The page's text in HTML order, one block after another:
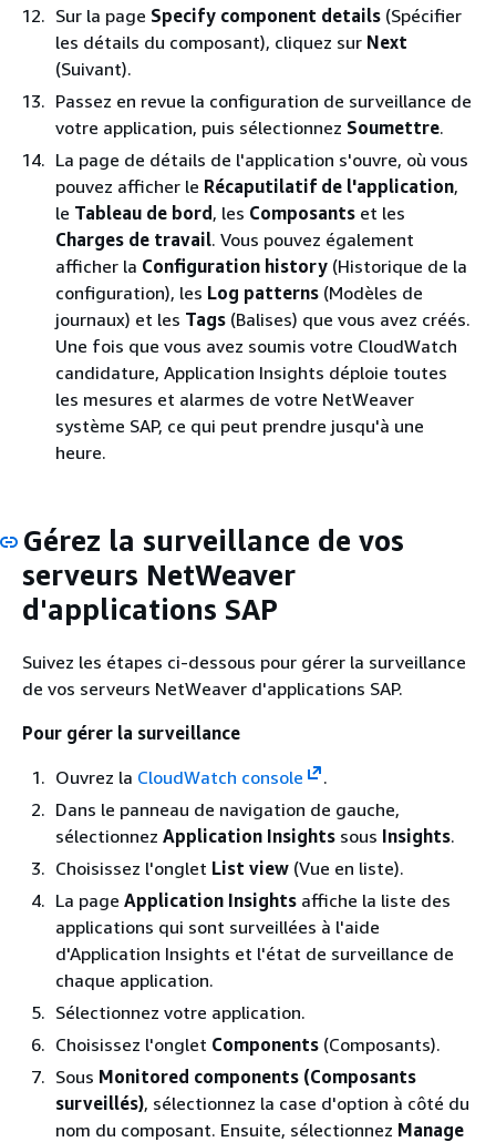
Sur la page Specify component details (Spécifier
les détails du composant), cliquez sur Next
(Suivant).
Passez en revue la configuration de surveillance de
votre application, puis sélectionnez Soumettre.
La page de détails de l'application s'ouvre, où vous
pouvez afficher le Récaputilatif de l'application,
le Tableau de bord , les Composants et les
Charges de travail. Vous pouvez également
afficher la Configuration history (Historique de la
configuration), les Log patterns (Modèles de
journaux) et les Tags (Balises) que vous avez créés.
Une fois que vous avez soumis votre CloudWatch
candidature, Application Insights déploie toutes
les mesures et alarmes de votre NetWeaver
système SAP, ce qui peut prendre jusqu'à une
heure.
Gérez la surveillance de vos
serveurs NetWeaver
d'applications SAP
Suivez les étapes ci-dessous pour gérer la surveillance
de vos serveurs NetWeaver d'applications SAP.
Pour gérer la surveillance
Ouvrez la CloudWatch console
.
Dans le panneau de navigation de gauche,
sélectionnez Application Insights sous Insights.
Choisissez l'onglet List view (Vue en liste).
La page Application Insights affiche la liste des
applications qui sont surveillées à l'aide
d'Application Insights et l'état de surveillance de
chaque application.
Sélectionnez votre application.
Choisissez l'onglet Components (Composants).
Sous Monitored components (Composants
surveillés), sélectionnez la case d'option à côté du
nom du composant. Ensuite, sélectionnez Manage